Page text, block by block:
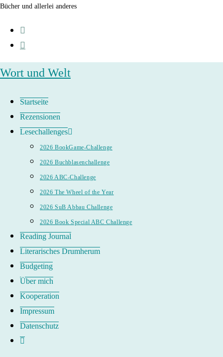
Zum
springen
Bücher und allerlei anderes
Wort und Welt
Startseite
Rezensionen
Lesechallenges
2026 BookGame-Challenge
2026 Buchblasenchallenge
2026 ABC-Challenge
2026 The Wheel of the Year
2026 SuB Abbau Challenge
2026 Book Special ABC Challenge
Reading Journal
Literarisches Drumherum
Budgeting
Über mich
Kooperation
Impressum
Datenschutz
Website-